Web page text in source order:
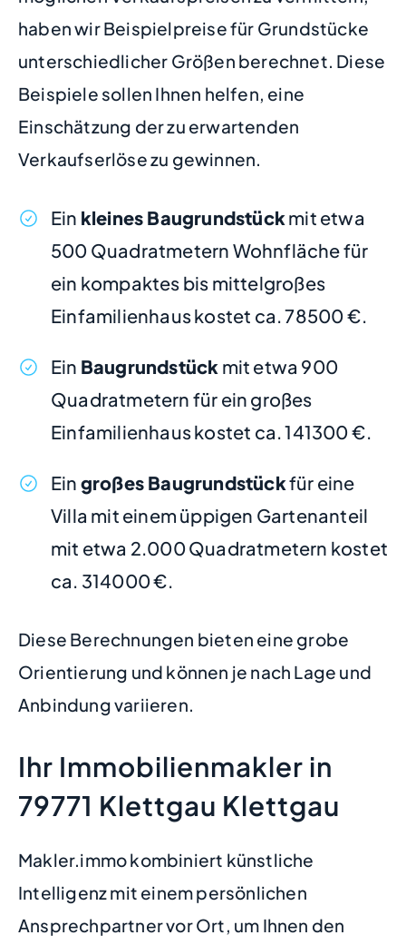
haben wir Beispielpreise für Grundstücke
unterschiedlicher Größen berechnet. Diese
Beispiele sollen Ihnen helfen, eine
Einschätzung der zu erwartenden
Verkaufserlöse zu gewinnen.
Ein kleines Baugrundstückmit etwa
500 Quadratmetern Wohnfläche für
ein kompaktes bis mittelgroßes
Einfamilienhaus kostet ca. 78500 €.
Ein Baugrundstück mit etwa 900
Quadratmetern für ein großes
Einfamilienhaus kostet ca. 141300 €.
Ein großes Baugrundstückfür eine
Villa mit einem üppigen Gartenanteil
mit etwa 2.000 Quadratmetern kostet
ca. 314000 €.
Diese Berechnungen bieten eine grobe
Orientierung und können je nach Lage und
Anbindung variieren.
Ihr Immobilienmakler in
79771 Klettgau Klettgau
Makler.immo kombiniert künstliche
Intelligenz mit einem persönlichen
Ansprechpartner vor Ort, um Ihnen den